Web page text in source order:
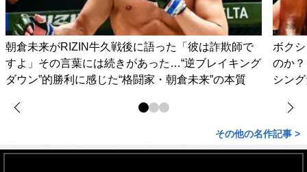
朝倉未来がRIZIN牛久戦後に語った「彼は詐欺師で
すよ」その言葉には続きがあった…“逆ブレイキング
ダウン”的勝利に感じた“格闘家・朝倉未来”の本質
ボク
のか
シン
その他の名作記事 >